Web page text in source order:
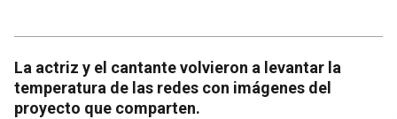
La actriz y el cantante volvieron a levantar la
temperatura de las redes con imágenes del
proyecto que comparten.